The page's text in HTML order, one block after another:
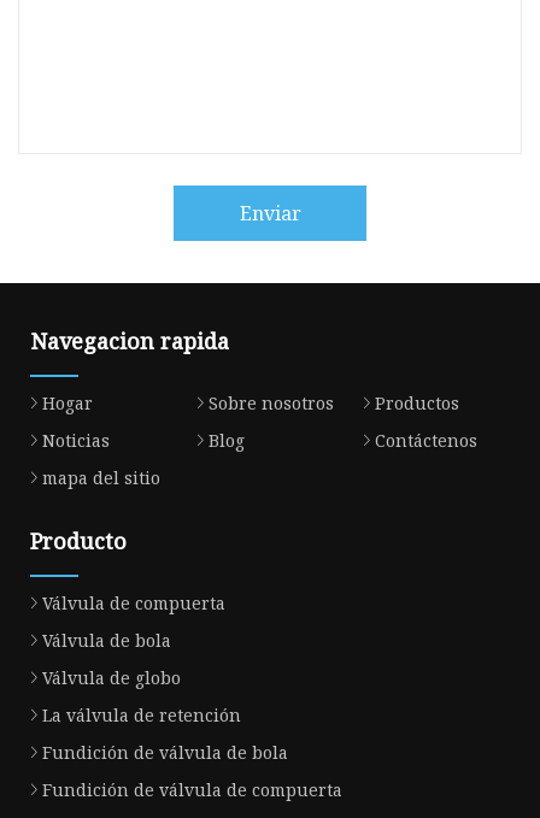
Enviar
Navegacion rapida
Hogar Sobre nosotros
Productos
Noticias
Blog
Contáctenos
mapa del sitio
Producto
Válvula de compuerta
Válvula de bola
Válvula de globo
La válvula de retención
Fundición de válvula de bola
Fundición de válvula de compuerta